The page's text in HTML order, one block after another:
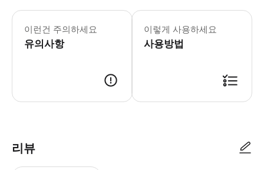
이런건 주의하세요
유의사항
* 소요시간 : 90분 (옵션에 따라 소요
이렇게 사용하세요
사용방법
리뷰